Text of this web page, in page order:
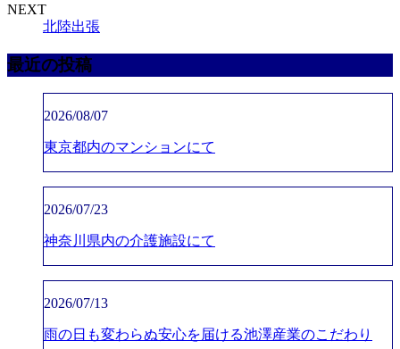
NEXT
北陸出張
最近の投稿
2026/08/07
東京都内のマンションにて
2026/07/23
神奈川県内の介護施設にて
2026/07/13
雨の日も変わらぬ安心を届ける池澤産業のこだわり